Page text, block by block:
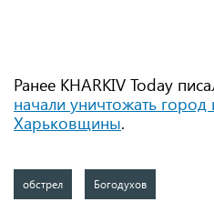
Ранее KHARKIV Today
начали уничтожать город
Харьковщины.
обстрел Богодухов